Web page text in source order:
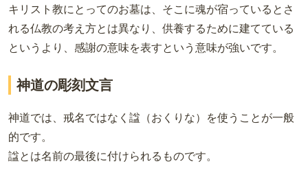
キリスト教にとってのお墓は、そこに魂が宿っているとさ
れる仏教の考え方とは異なり、供養するために建てている
というより、感謝の意味を表すという意味が強いです。
神道の彫刻文言
神道では、戒名ではなく諡（おくりな）を使うことが一般
的です。
諡とは名前の最後に付けられるものです。